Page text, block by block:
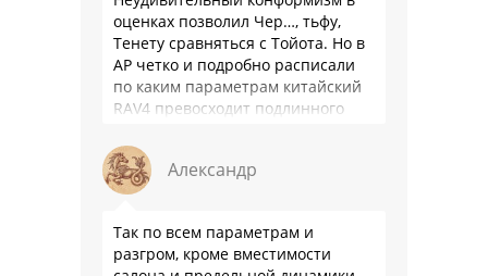
оценках позволил Чер…, тьфу,
Тенету сравняться с Тойота. Но в
АР четко и подробно расписали
по каким параметрам китайский
RAV4 превосходит подлинного
подвеска едет ровно и приятно …
Александр
Так по всем параметрам и
разгром, кроме вместимости